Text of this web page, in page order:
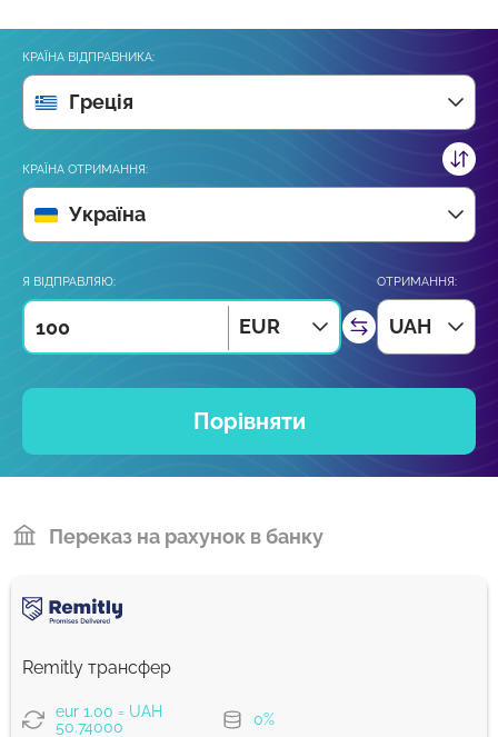
КРАЇНА ВІДПРАВНИКА:
Греція
КРАЇНА ОТРИМАННЯ:
Україна
Я ВІДПРАВЛЯЮ:
EUR
ОТРИМАННЯ:
UAH
Порівняти
Переказ на рахунок в банку
Remitly трансфер
eur 1.00 = UAH
50.74000
0%